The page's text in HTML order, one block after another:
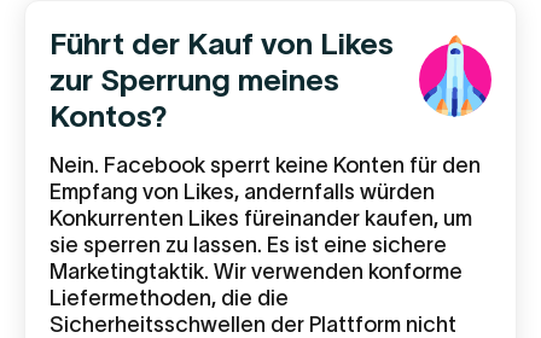
Führt der Kauf von Likes
zur Sperrung meines
Kontos?
Nein. Facebook sperrt keine Konten für den
Empfang von Likes, andernfalls würden
Konkurrenten Likes füreinander kaufen, um
sie sperren zu lassen. Es ist eine sichere
Marketingtaktik. Wir verwenden konforme
Liefermethoden, die die
Sicherheitsschwellen der Plattform nicht